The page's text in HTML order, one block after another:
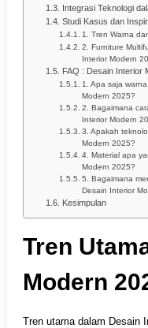
Integrasi Teknologi
Studi Kasus dan
1. Tren Warna
2. Furniture
Interior Modern
FAQ : Desain Interior
1. Apa saja
Modern 2025?
2. Bagaimana
Interior Modern
3. Apakah
Modern 2025?
4. Material apa
Modern 2025?
5. Bagaimana
Desain Interior
Kesimpulan
Tren
Modern
Tren utama dalam Desain